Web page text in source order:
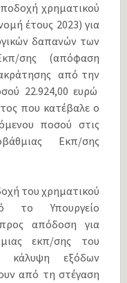
χρηματικού
έτους 2023) για
δαπανών των
σης (απόφαση
από την
22.924,00 ευρώ
που κατέβαλε ο
ποσού στις
Εκπ/σης
του χρηματικού
το Υπουργείο
απόδοση για
εκπ/σης του
κάλυψη εξόδων
από τη στέγαση